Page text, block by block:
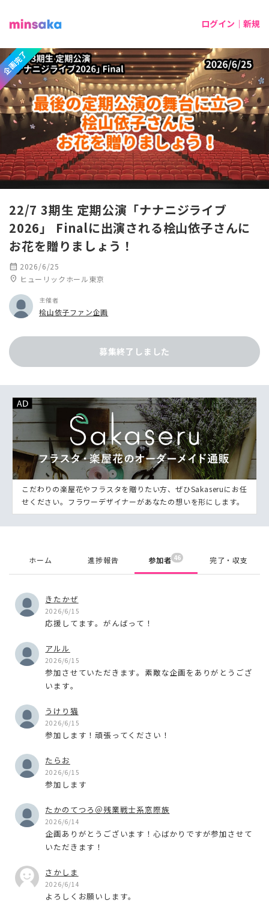
ログイン｜新規
企画完了
22/7 3期生 定期公演「ナナニジライブ
2026」 Finalに出演される桧山依子さんに
お花を贈りましょう！
calendar_month 2026/6/25
location_on ヒューリックホール東京
主催者
桧山依子ファン企画
募集終了しました
こだわりの楽屋花やフラスタを贈りたい方、ぜひSakaseruにお任
せください。フラワーデザイナーがあなたの想いを形にします。
ホーム 進捗報告 参加者 46 完了・収支
きたかぜ
2026/6/15
応援してます。がんばって！
アルル
2026/6/15
参加させていただきます。素敵な企画をありがとうござ
います。
うけり猫
2026/6/15
参加します！頑張ってください！
たらお
2026/6/15
参加します
たかのてつろ＠残業戦士系窓際族
2026/6/14
企画ありがとうございます！心ばかりですが参加させて
いただきます！
さかしま
2026/6/14
よろしくお願いします。